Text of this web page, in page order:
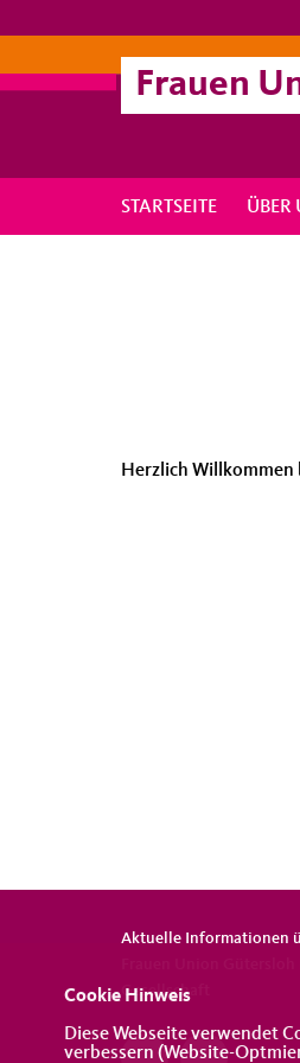
Frauen
STARTSEITE ÜBER
Herzlich Willkommen
Aktuelle Informationen
Gesellschaft
Cookie Hinweis
Diese Webseite verwendet
verbessern (Website-